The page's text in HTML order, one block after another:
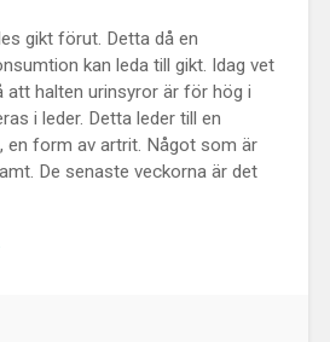
gikt förut. Detta då en
kan leda till gikt. Idag vet
att halten urinsyror är för hög i
i leder. Detta leder till en
en form av artrit. Något som är
De senaste veckorna är det